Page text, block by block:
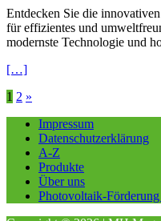
Entdecken Sie die
für effizientes und
modernste Technologie und
[…]
der
Beiträge
1 2 »
Impressum
Datenschutzerklärung
A-Z
Produkte
Über uns
Photovoltaik-